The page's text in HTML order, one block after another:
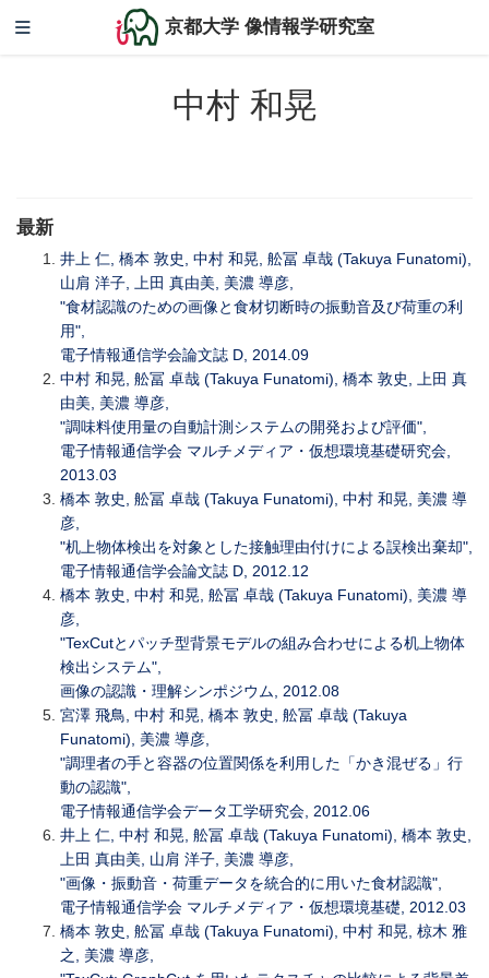
京都大学 像情報学研究室
中村 和晃
最新
井上 仁, 橋本 敦史, 中村 和晃, 舩冨 卓哉 (Takuya Funatomi),
山肩 洋子, 上田 真由美, 美濃 導彦,
"食材認識のための画像と食材切断時の振動音及び荷重の利
用",
電子情報通信学会論文誌 D, 2014.09
中村 和晃, 舩冨 卓哉 (Takuya Funatomi), 橋本 敦史, 上田 真
由美, 美濃 導彦,
"調味料使用量の自動計測システムの開発および評価",
電子情報通信学会 マルチメディア・仮想環境基礎研究会,
2013.03
橋本 敦史, 舩冨 卓哉 (Takuya Funatomi), 中村 和晃, 美濃 導
彦,
"机上物体検出を対象とした接触理由付けによる誤検出棄却",
電子情報通信学会論文誌 D, 2012.12
橋本 敦史, 中村 和晃, 舩冨 卓哉 (Takuya Funatomi), 美濃 導
彦,
"TexCutとパッチ型背景モデルの組み合わせによる机上物体
検出システム",
画像の認識・理解シンポジウム, 2012.08
宮澤 飛鳥, 中村 和晃, 橋本 敦史, 舩冨 卓哉 (Takuya
Funatomi), 美濃 導彦,
"調理者の手と容器の位置関係を利用した「かき混ぜる」行
動の認識",
電子情報通信学会データ工学研究会, 2012.06
井上 仁, 中村 和晃, 舩冨 卓哉 (Takuya Funatomi), 橋本 敦史,
上田 真由美, 山肩 洋子, 美濃 導彦,
"画像・振動音・荷重データを統合的に用いた食材認識",
電子情報通信学会 マルチメディア・仮想環境基礎, 2012.03
橋本 敦史, 舩冨 卓哉 (Takuya Funatomi), 中村 和晃, 椋木 雅
之, 美濃 導彦,